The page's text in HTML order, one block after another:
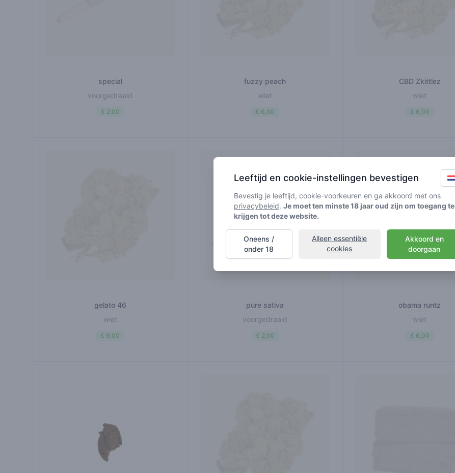
special
voorgedraaid
€ 2,00
fuzzy peach
wiet
€ 6,00
CBD Zkittlez
wiet
€ 6,00
gelato 46
wiet
€ 6,00
pure sativa
voorgedraaid
€ 2,00
obama runtz
wiet
€ 6,00
Leeftijd en cookie-instellingen bevestigen
Bevestig je leeftijd, cookie-voorkeuren en ga akkoord met ons
privacybeleid. Je moet ten minste 18 jaar oud zijn om toegang te
krijgen tot deze website.
Akkoord en
doorgaan
Alleen essentiële
cookies
Oneens /
onder 18